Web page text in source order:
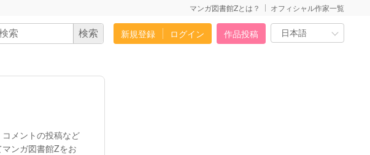
マンガ図書館Zとは？ オフィシャル作家一覧
新規登録 ログイン 作品投稿
メントの投稿など
ンガ図書館Zをお